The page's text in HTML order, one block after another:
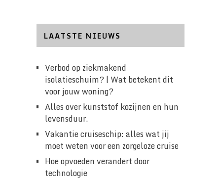
LAATSTE NIEUWS
Verbod op ziekmakend
isolatieschuim? | Wat betekent dit
voor jouw woning?
Alles over kunststof kozijnen en hun
levensduur.
Vakantie cruiseschip: alles wat jij
moet weten voor een zorgeloze cruise
Hoe opvoeden verandert door
technologie